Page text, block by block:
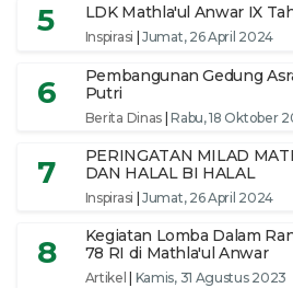
5 LDK Mathla'ul Anwar IX
Inspirasi |Jumat, 26 April 2024
6
Pembangunan Gedung
Putri
Berita Dinas |Rabu, 18 Oktober
7
PERINGATAN MILAD
DAN HALAL BI HALAL
Inspirasi |Jumat, 26 April 2024
8
Kegiatan Lomba Dalam
78 RI di Mathla'ul Anwar
Artikel Kamis, 31 Agustus 2023